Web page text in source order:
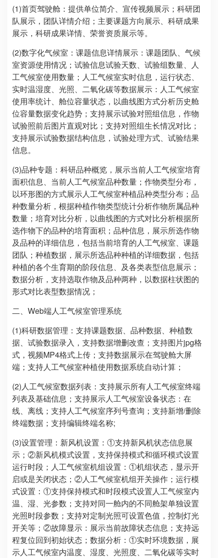
(1)首页驾驶舱：提供单位简介、宣传视频展示；科研团
队展示，团队详情介绍；主要课题方向展示、科研成果
展示，科研成果详情、荣誉资质展示等。
(2)数字化气候室：课题信息详情展示：课题团队、气候
室资源使用情况；试验信息试验天数、试验组数量、人
工气候室使用数量；人工气候室实时信息，运行状态、
实时温湿度、光照、二氧化碳等数据展示：人工气候室
使用率统计、舱位容量状态，以曲线图方式分析历史舱
位容量数据变化趋势；支持展示试验对照组信息，作物
试验照前后图片直观对比；支持对照组生长情况对比；
支持展示试验数据结构信息，试验处理方式、试验结果
信息。
(3)品种专题：科研品种概览，展示当前人工气候室培育
面积信息、当前人工气候室品种数量；作物类型分布，
以环形图的方式展示人工气候室种植品种类型分布；品
种数量分析，根据种植作物类型统计分析作物所属品种
数量；培育对比分析，以曲线图的方式对比分析根据所
选作物下的品种的培育面积；品种信息，展示所选作物
及品种的详细信息，包括当前培育的人工气候室、课题
团队；种植数据，展示所选品种种植的详细数据，包括
种植的各个生育期的阶段信息、及各类表型信息展示；
数据分析，支持选取作物及品种两种，以数据柱状图的
形式对比表型数据情况；
二、Web端人工气候室管理系统
(1)科研数据管理：支持课题数据、品种数据、种植数
据、试验数据录入，支持数据增删改查；支持图片jpg格
式，视频MP4格式上传；支持数据展示在驾驶舱大屏
端；支持人工气候室种植使用数据系统自动计算；
(2)人工气候室数据列表：支持展示所有人工气候室终端
列表及基础信息；支持展示人工气候室设备状态：在
线、离线；支持人工气候室序列号查询；支持新增/删除
终端数据；支持编辑终端名称;
(3)设置管理：新风机设置：①支持新风机状态信息展
示；②新风机模式设置，支持保持模式和循环模式设置
运行时段；人工气候室机组设置：①机组状态，显示开
启或是关闭状态；②人工气候室机组开关操作；运行模
式设置：①支持保持模式和时段模式设置人工气候室内
温、湿、光参数；支持对同一舱内的不同舱架单独设置
光照时段参数；支持对定制光照可设置色值，控制灯光
开关等；②故障显示：展示当前故障状态信息；支持远
程复位回到初始状态；数据分析：①实时环境数据，展
示人工气候室内温度、湿度、光照度、二氧化碳等实时